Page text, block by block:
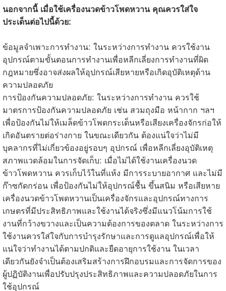
นอกจากนี้ เมื่อใช้เครื่องนวดข้าวโพดหวาน คุณควรใส่ใจ
ประเด็นต่อไปนี้ด้วย:
ข้อมูลจำเพาะการทำงาน: ในระหว่างการทำงาน ควรใช้งาน
อุปกรณ์ตามขั้นตอนการทำงานเพื่อหลีกเลี่ยงการทำงานที่ผิด
กฎหมายซึ่งอาจส่งผลให้อุปกรณ์เสียหายหรือเกิดอุบัติเหตุด้าน
ความปลอดภัย
การป้องกันความปลอดภัย: ในระหว่างการทำงาน ควรใช้
มาตรการป้องกันความปลอดภัย เช่น สวมถุงมือ หน้ากาก ฯลฯ
เพื่อป้องกันไม่ให้เมล็ดข้าวโพดกระเด็นหรือเสียงเครื่องจักรก่อให้
เกิดอันตรายต่อร่างกาย ในขณะเดียวกัน ต้องแน่ใจว่าไม่มี
บุคลากรที่ไม่เกี่ยวข้องอยู่รอบๆ อุปกรณ์ เพื่อหลีกเลี่ยงอุบัติเหตุ
สภาพแวดล้อมในการจัดเก็บ: เมื่อไม่ได้ใช้งานเครื่องนวด
ข้าวโพดหวาน ควรเก็บไว้ในที่แห้ง มีการระบายอากาศ และไม่มี
ก๊าซกัดกร่อน เพื่อป้องกันไม่ให้อุปกรณ์ชื้น ขึ้นสนิม หรือเสียหาย
เครื่องนวดข้าวโพดหวานเป็นเครื่องจักรและอุปกรณ์ทางการ
เกษตรที่มีประสิทธิภาพและใช้งานได้จริงซึ่งมีแนวโน้มการใช้
งานที่กว้างขวางและเป็นความต้องการของตลาด ในระหว่างการ
ใช้งานควรใส่ใจกับการบำรุงรักษาและการดูแลอุปกรณ์เพื่อให้
แน่ใจว่าทำงานได้ตามปกติและยืดอายุการใช้งาน ในเวลา
เดียวกันยังจำเป็นต้องเสริมสร้างการฝึกอบรมและการจัดการของ
ผู้ปฏิบัติงานเพื่อปรับปรุงประสิทธิภาพและความปลอดภัยในการ
ใช้อุปกรณ์